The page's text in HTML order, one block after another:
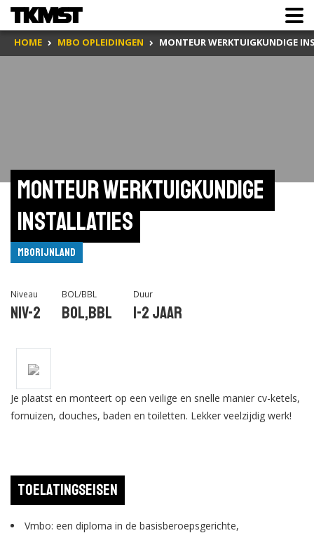
HOME MBO OPLEIDINGEN MONTEUR WERKTUIGKUNDIGE
Monteur werktuigkundige
installaties
mboRijnland
Niveau
Niv-2
BOL/BBL
BOL,BBL
Duur
1-2 jaar
Je plaatst en monteert op een veilige en snelle manier cv-ketels,
fornuizen, douches, baden en toiletten. Lekker veelzijdig werk!
Toelatingseisen
Vmbo: een diploma in de basisberoepsgerichte,